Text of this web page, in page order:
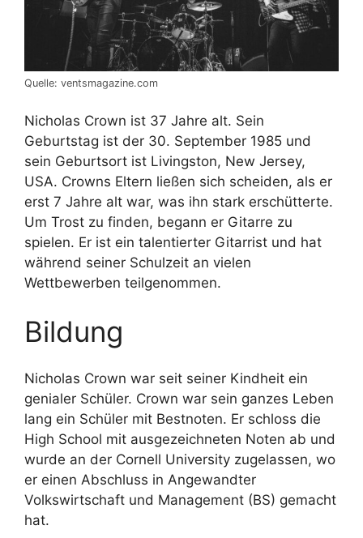
Quelle: ventsmagazine.com
Nicholas Crown ist 37 Jahre alt. Sein
Geburtstag ist der 30. September 1985 und
sein Geburtsort ist Livingston, New Jersey,
USA. Crowns Eltern ließen sich scheiden, als er
erst 7 Jahre alt war, was ihn stark erschütterte.
Um Trost zu finden, begann er Gitarre zu
spielen. Er ist ein talentierter Gitarrist und hat
während seiner Schulzeit an vielen
Wettbewerben teilgenommen.
Bildung
Nicholas Crown war seit seiner Kindheit ein
genialer Schüler. Crown war sein ganzes Leben
lang ein Schüler mit Bestnoten. Er schloss die
High School mit ausgezeichneten Noten ab und
wurde an der Cornell University zugelassen, wo
er einen Abschluss in Angewandter
Volkswirtschaft und Management (BS) gemacht
hat.